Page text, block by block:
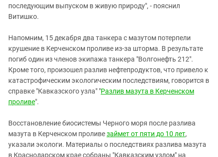
последующим выпуском в живую природу", - пояснил
Витишко.
Напомним, 15 декабря два танкера с мазутом потерпели
крушение в Керченском проливе из-за шторма. В результате
погиб один из членов экипажа танкера "Волгонефть 212".
Кроме того, произошел разлив нефтепродуктов, что привело к
катастрофическим экологическим последствиям, говорится в
справке "Кавказского узла" "Разлив мазута в Керченском
проливе".
Восстановление биосистемы Черного моря после разлива
мазута в Керченском проливезаймет от пяти до 10 лет,
указали экологи. Материалы о последствиях разлива мазута
в Краснодарском крае собраны "Кавказским узлом" на